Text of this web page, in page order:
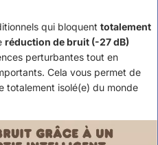
qui bloquent totalement
réduction de bruit (-27 dB)
perturbantes tout en
Cela vous permet de
totalement isolé(e) du monde